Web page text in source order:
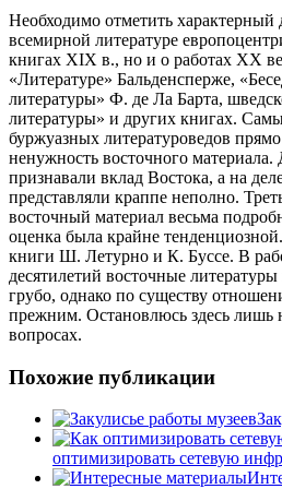
Необходимо отметить характерный
всемирной литературе
книгах XIX в., но и о работах XX
«Литературе» Бальденсперже,
литературы» Ф. де Ла Барта,
литературы» и других книгах.
буржуазных литературоведов
ненужность восточного материала.
признавали вклад Востока, а на
представляли краппе неполно.
восточный материал весьма
оценка была крайне
книги Ш. Летурно и К. Буссе. В
десятилетий восточные
грубо, однако по существу
прежним. Остановлюсь здесь лишь
вопросах.
Похожие публикации
оптимизировать сетевую